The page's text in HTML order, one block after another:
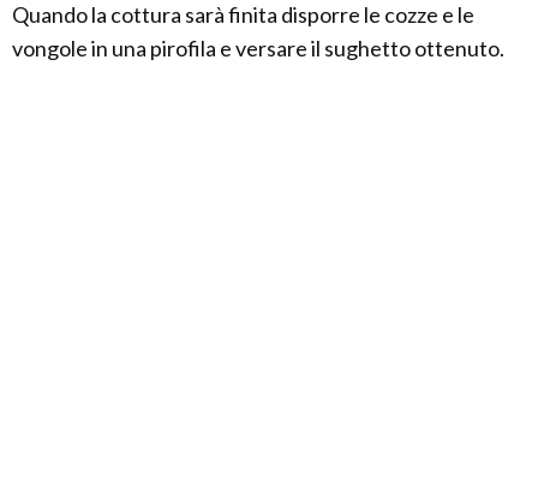
Quando la cottura sarà finita disporre le cozze e le
vongole in una pirofila e versare il sughetto ottenuto.